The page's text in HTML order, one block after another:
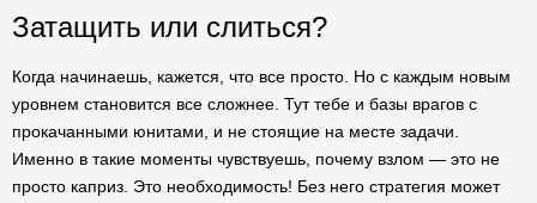
Затащить или слиться?
Когда начинаешь, кажется, что все просто. Но с каждым новым
уровнем становится все сложнее. Тут тебе и базы врагов с
прокачанными юнитами, и не стоящие на месте задачи.
Именно в такие моменты чувствуешь, почему взлом — это не
просто каприз. Это необходимость! Без него стратегия может